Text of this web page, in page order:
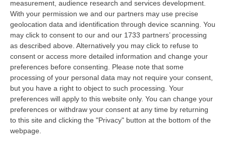
measurement, audience research and services development.
With your permission we and our partners may use precise
geolocation data and identification through device scanning. You
may click to consent to our and our 1733 partners’ processing
as described above. Alternatively you may click to refuse to
consent or access more detailed information and change your
preferences before consenting.
Please note that some
processing of your personal data may not require your consent,
but you have a right to object to such processing. Your
preferences will apply to this website only. You can change your
preferences or withdraw your consent at any time by returning
to this site and clicking the "Privacy" button at the bottom of the
webpage.
La Magia Di Pinocchio A Panettieri: Il Piccolo Borgo Si Trasforma
In Fiaba – FOTO E VIDEO
“È il luogo che più di ogni altro ha saputo costruire il racconto
scenografico di una storia sacra, quella della natività. A Panettieri il P…
08 Agosto, 16:22
Franz Caruso: «Casa, Giovani E Lavoro Sono Le Sfide Del
Riformismo Di Oggi»
“COSENZA «Cosenza saprà rispondere positivamente alla raccolta firme
promossa da Avanti PSI, perché gli obiettivi che la animano mettono al…
08 Agosto, 16:00